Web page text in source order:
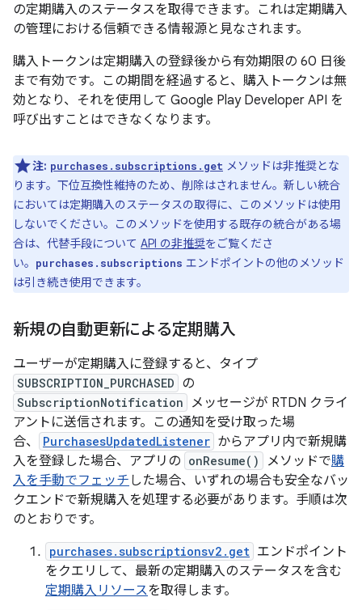
の定期購入のステータスを取得できます。これは定期購入
の管理における信頼できる情報源と見なされます。
購入トークンは定期購入の登録後から有効期限の 60 日後
まで有効です。この期間を経過すると、購入トークンは無
効となり、それを使用して Google Play Developer API を
呼び出すことはできなくなります。
注: purchases.subscriptions.get メソッドは非推奨とな
ります。下位互換性維持のため、削除はされません。新しい統合
においては定期購入のステータスの取得に、このメソッドは使用
しないでください。このメソッドを使用する既存の統合がある場
合は、代替手段について API の非推奨をご覧くださ
い。
purchases.subscriptions エンドポイントの他のメソッド
は引き続き使用できます。
新規の自動更新による定期購入
ユーザーが定期購入に登録すると、タイプ
SUBSCRIPTION_PURCHASED の
SubscriptionNotification
メッセージが RTDN クライ
アントに送信されます。この通知を受け取った場
合、
PurchasesUpdatedListener からアプリ内で新規購
入を登録した場合、アプリの onResume() メソッドで購
入を手動でフェッチ した場合、いずれの場合も安全なバッ
クエンドで新規購入を処理する必要があります。手順は次
のとおりです。
purchases.subscriptionsv2.get エンドポイント
をクエリして、最新の定期購入のステータスを含む
定期購入リソースを取得します。